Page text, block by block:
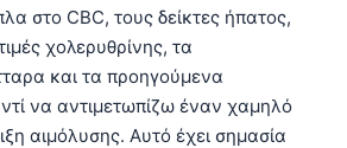
στο CBC, τους δείκτες ήπατος,
χολερυθρίνης, τα
και τα προηγούμενα
να αντιμετωπίζω έναν χαμηλό
αιμόλυσης. Αυτό έχει σημασία